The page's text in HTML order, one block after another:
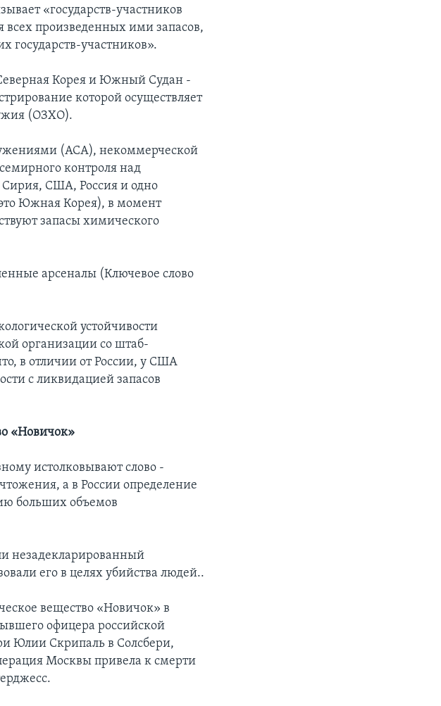
«государств-участников
произведенных ими запасов,
государств-участников».
Корея и Южный Судан -
которой осуществляет
(ОЗХО).
(ACA), некоммерческой
контроля над
США, Россия и одно
Южная Корея), в момент
запасы химического
арсеналы (Ключевое слово
устойчивости
организации со штаб-
в отличии от России, у США
с ликвидацией запасов
«Новичок»
истолковывают слово -
а в России определение
больших объемов
незадекларированный
его в целях убийства людей..
вещество «Новичок» в
офицера российской
Юлии Скрипаль в Солсбери,
Москвы привела к смерти